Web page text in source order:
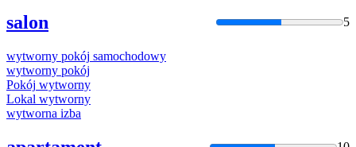
salon 5
wytworny pokój samochodowy
wytworny pokój
Pokój wytworny
Lokal wytworny
wytworna izba